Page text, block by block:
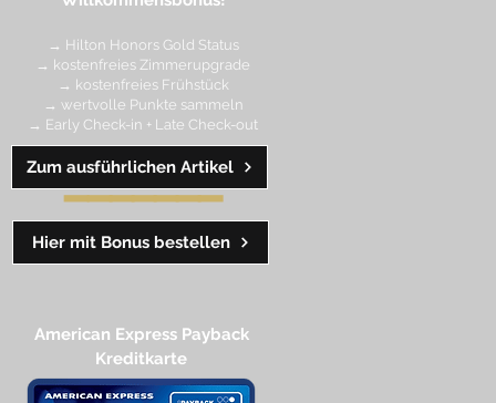
→ Hilton Honors Gold Status
→ kostenfreies Zimmerupgrade
→ kostenfreies Frühstück
→ wertvolle Punkte sammeln
→ Early Check-in + Late Check-out
━━━━━━━
Hier mit Bonus bestellen
Zum ausführlichen Artikel
American Express Payback
Kreditkarte​